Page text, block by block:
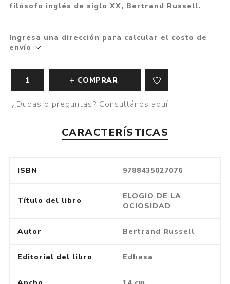
filósofo inglés de siglo XX, Bertrand Russell.
Ingresa una dirección para calcular el costo de
envío
COMPRAR
¿Dudas o preguntas? Consultános aquí
CARACTERÍSTICAS
ISBN 9788435027076
Título del libro
ELOGIO DE LA
OCIOSIDAD
Autor Bertrand Russell
Editorial del libro Edhasa